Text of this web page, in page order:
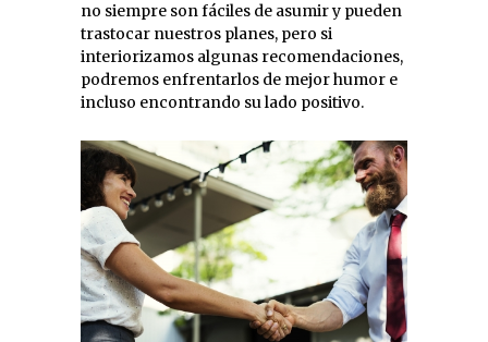
no siempre son fáciles de asumir y pueden
trastocar nuestros planes, pero si
interiorizamos algunas recomendaciones,
podremos enfrentarlos de mejor humor e
incluso encontrando su lado positivo.